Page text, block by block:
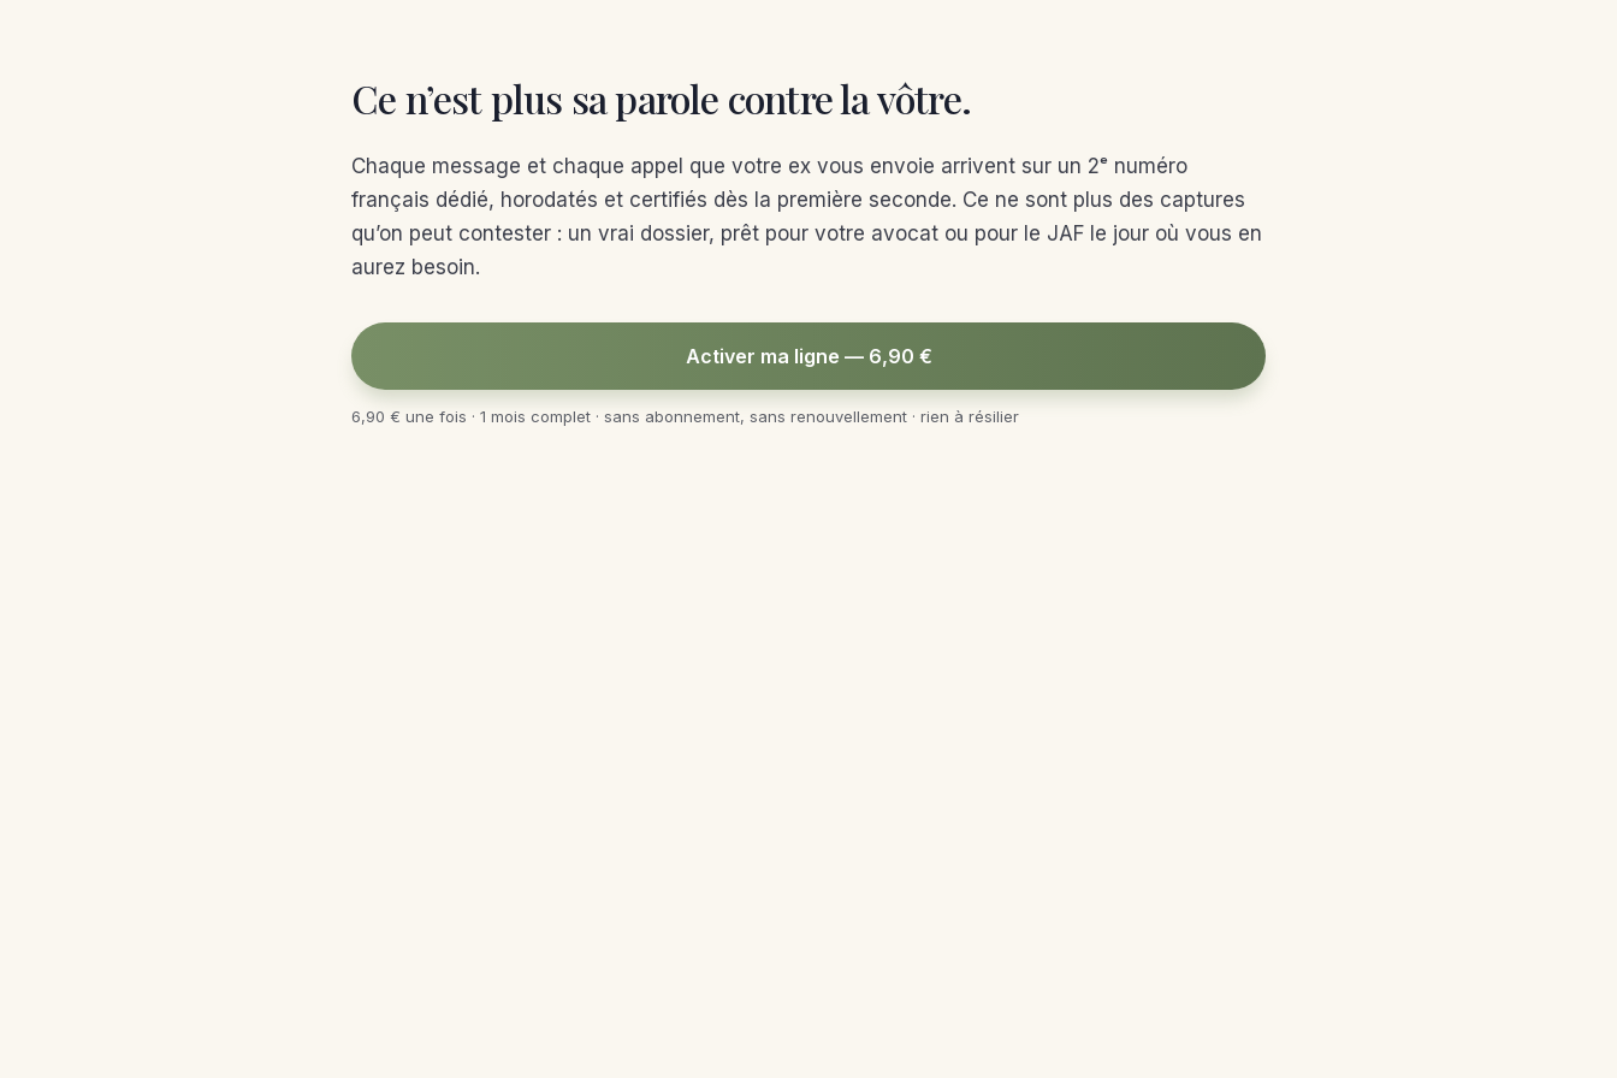
Ce n’est plus sa parole contre la vôtre.
Chaque message et chaque appel que votre ex vous envoie arrivent sur un 2ᵉ numéro
français dédié, horodatés et certifiés dès la première seconde. Ce ne sont plus des captures
qu’on peut contester : un vrai dossier, prêt pour votre avocat ou pour le JAF le jour où vous en
aurez besoin.
Activer ma ligne — 6,90 €
6,90 € une fois · 1 mois complet · sans abonnement, sans renouvellement · rien à résilier